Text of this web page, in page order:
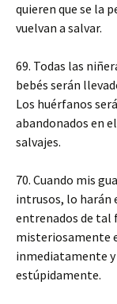
quieren que se la
vuelvan a salvar.
69. Todas las
bebés serán
Los huérfanos
abandonados en
salvajes.
70. Cuando mis
intrusos, lo harán
entrenados de tal
misteriosamente
inmediatamente y
estúpidamente.